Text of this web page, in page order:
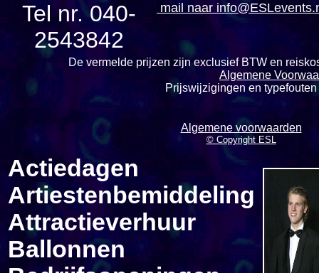
Tel nr. 040-
2543842
mail naar
De vermelde prijzen zijn exclusief BTW en
Algemene
Prijswijzigingen en
Algemene voorwaarden
© Copyright ESL
Actiedagen
Artiestenbemiddeling
Attractieverhuur
Ballonnen